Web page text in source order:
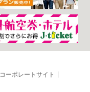
コーポレートサイト